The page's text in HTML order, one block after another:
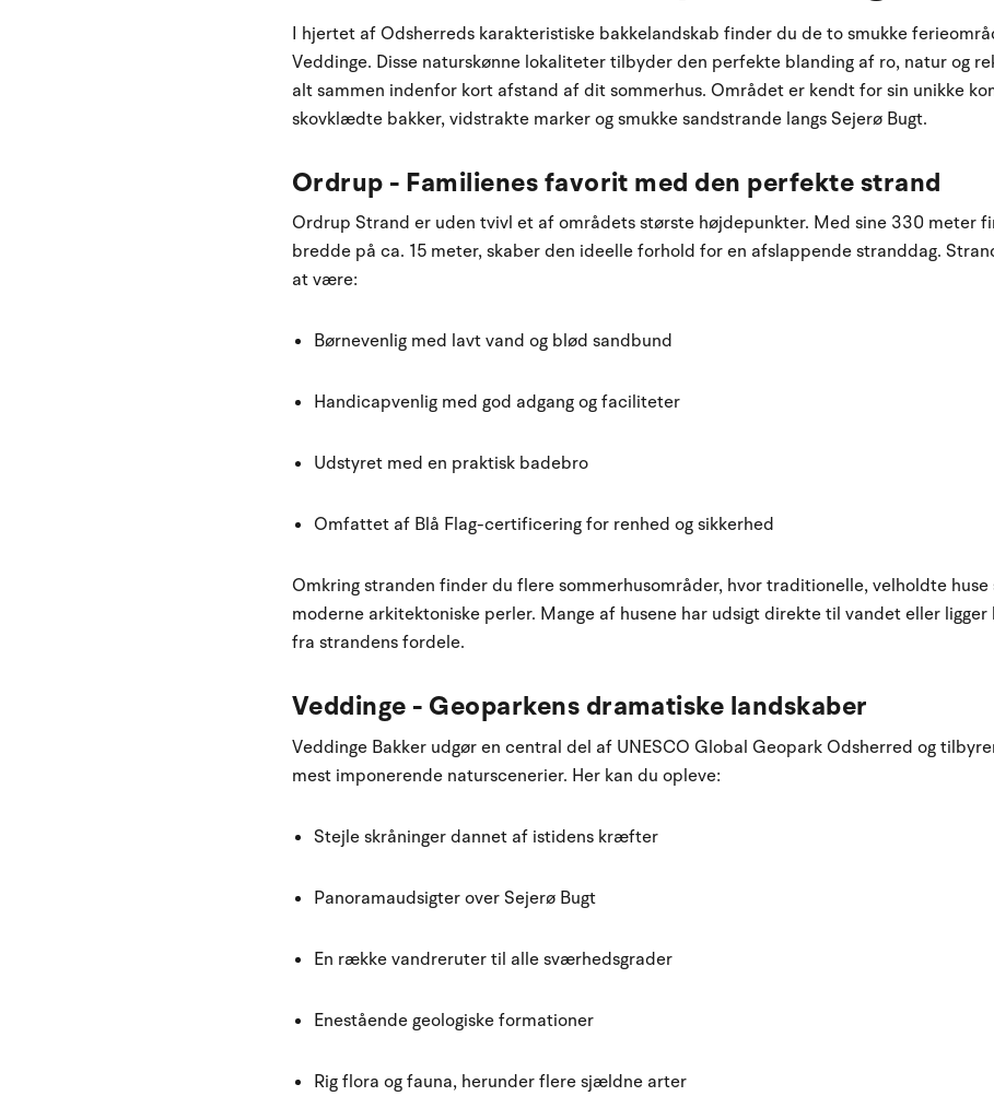
I hjertet af Odsherreds karakteristiske bakkelandskab finder du de to smukke
Veddinge. Disse naturskønne lokaliteter tilbyder den perfekte blanding af ro, natur og
alt sammen indenfor kort afstand af dit sommerhus. Området er kendt for sin unikke
skovklædte bakker, vidstrakte marker og smukke sandstrande langs Sejerø Bugt.
Ordrup - Familienes favorit med den perfekte strand
Ordrup Strand er uden tvivl et af områdets største højdepunkter. Med sine 330 meter
bredde på ca. 15 meter, skaber den ideelle forhold for en afslappende stranddag.
at være:
Børnevenlig med lavt vand og blød sandbund
Handicapvenlig med god adgang og faciliteter
Udstyret med en praktisk badebro
Omfattet af Blå Flag-certificering for renhed og sikkerhed
Omkring stranden finder du flere sommerhusområder, hvor traditionelle, velholdte huse
moderne arkitektoniske perler. Mange af husene har udsigt direkte til vandet eller ligger
fra strandens fordele.
Veddinge - Geoparkens dramatiske landskaber
Veddinge Bakker udgør en central del af UNESCO Global Geopark Odsherred og
mest imponerende naturscenerier. Her kan du opleve:
Stejle skråninger dannet af istidens kræfter
Panoramaudsigter over Sejerø Bugt
En række vandreruter til alle sværhedsgrader
Enestående geologiske formationer
Rig flora og fauna, herunder flere sjældne arter